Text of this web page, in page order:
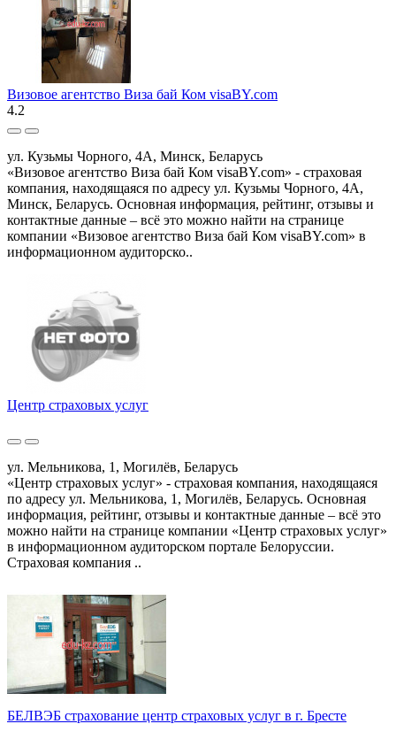
Визовое агентство Виза бай Ком visaBY.com
4.2
ул. Кузьмы Чорного, 4А, Минск, Беларусь
«Визовое агентство Виза бай Ком visaBY.com» - страховая
компания, находящаяся по адресу ул. Кузьмы Чорного, 4А,
Минск, Беларусь. Основная информация, рейтинг, отзывы и
контактные данные – всё это можно найти на странице
компании «Визовое агентство Виза бай Ком visaBY.com» в
информационном аудиторско..
Центр страховых услуг
ул. Мельникова, 1, Могилёв, Беларусь
«Центр страховых услуг» - страховая компания, находящаяся
по адресу ул. Мельникова, 1, Могилёв, Беларусь. Основная
информация, рейтинг, отзывы и контактные данные – всё это
можно найти на странице компании «Центр страховых услуг»
в информационном аудиторском портале Белоруссии.
Страховая компания ..
БЕЛВЭБ страхование центр страховых услуг в г. Бресте